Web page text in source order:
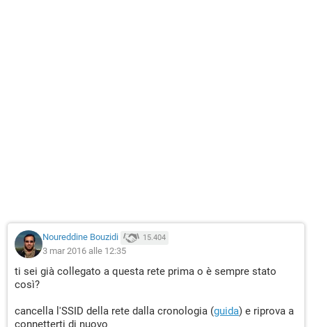
Noureddine Bouzidi 15.404
3 mar 2016 alle 12:35
ti sei già collegato a questa rete prima o è sempre stato
così?
cancella l'SSID della rete dalla cronologia (guida) e riprova a
connetterti di nuovo